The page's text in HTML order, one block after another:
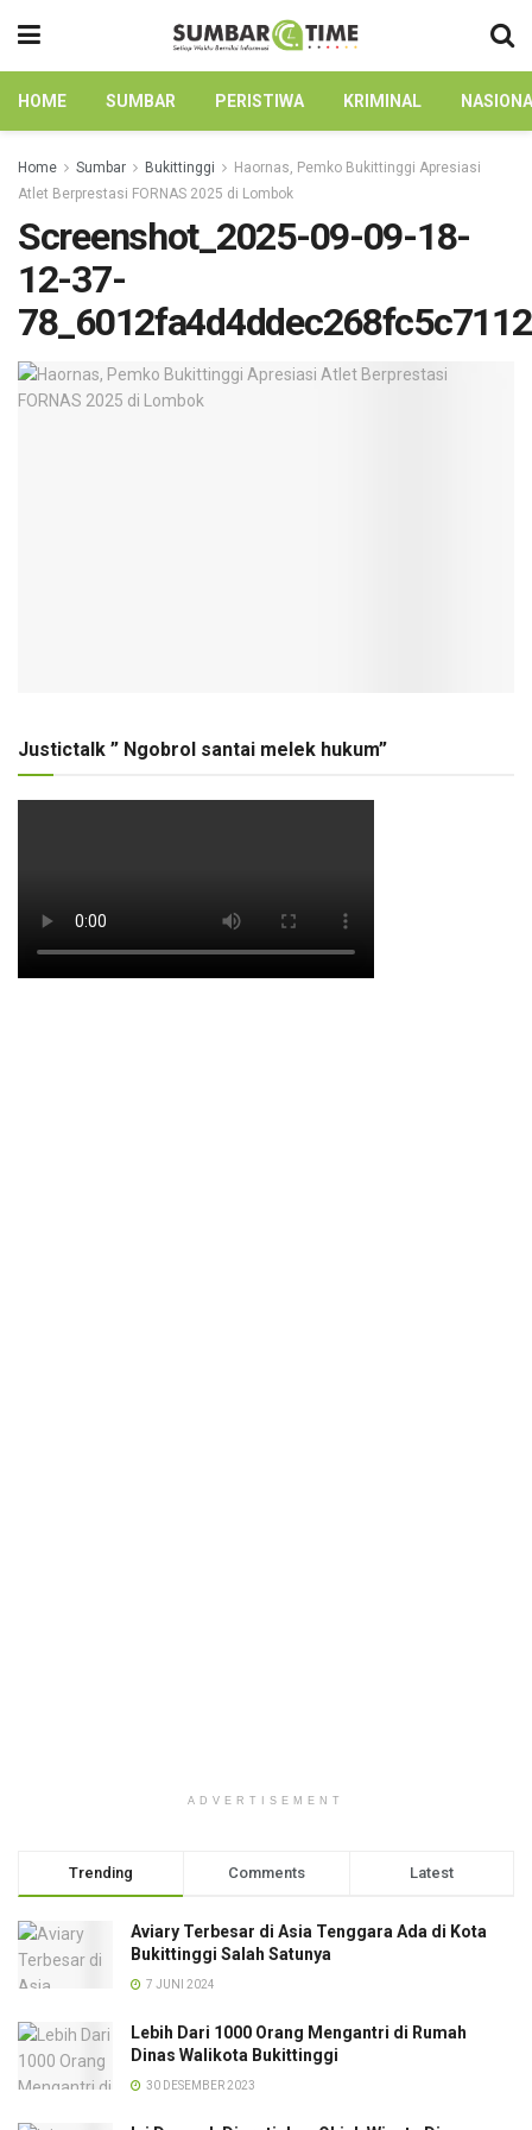
HOME SUMBAR PERISTIWA KRIMINAL
Home Sumbar Bukittinggi
Haornas, Pemko Bukittinggi Apresiasi
Atlet Berprestasi FORNAS 2025 di Lombok
Screenshot_2025-09-09-18-
12-37-
Justictalk ” Ngobrol santai melek hukum”
ADVERTISEMENT
Trending Comments Latest
Aviary Terbesar di Asia Tenggara Ada di Kota
Bukittinggi Salah Satunya
7 JUNI 2024
Lebih Dari 1000 Orang Mengantri di Rumah
Dinas Walikota Bukittinggi
30 DESEMBER 2023